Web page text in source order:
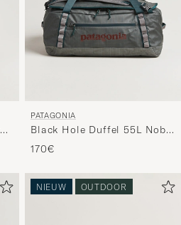
PATAGONIA
Black Hole Duffel 55L Noble
Grey
170€
NIEUW OUTDOOR